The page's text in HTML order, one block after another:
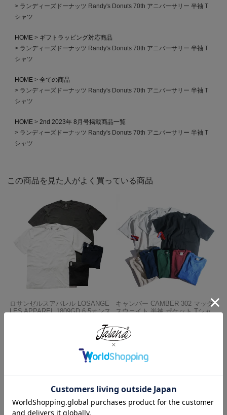
ランディーズドーナッツ Randy's Donuts 70th アニバーサリー 半袖 T
シャツ
HOME
ギフトラッピング対応商品
ランディーズドーナッツ Randy's Donuts 70th アニバーサリー 半袖 T
シャツ
HOME
全ての商品
ランディーズドーナッツ Randy's Donuts 70th アニバーサリー 半袖 T
シャツ
HOME
2nd 2023年 8月号掲載商品一覧
ランディーズドーナッツ Randy's Donuts 70th アニバーサリー 半袖 T
シャツ
この商品を見た人がよく買っている商品
ロサンゼルスアパレル LOSANGE
LES APPAREL 1809GD 6.5オンス
キャンバー CAMBER 302 マック
スウェイト 半袖 ポケット Tシャ
¥7,990